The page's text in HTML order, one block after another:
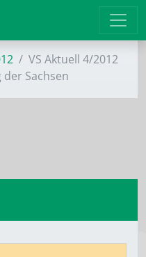
VS Aktuell 4/2012
Sachsen